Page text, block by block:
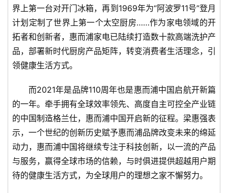
专
题
界上第一台对开门冰箱，再到1969年为“阿波罗11号”登月
计划定制了世界上第一个太空厨房……作为家电领域的开
拓者和创新者，惠而浦家电已陆续打造数十款高端洗护产
品，部署新时代厨房产品矩阵，转变消费者生活理念，引
领健康生活方式。
而2021年是品牌110周年也是惠而浦中国启航开新篇
的一年。牵手拥有全球效率领先、高度自主可控全产业链
的中国制造格兰仕，惠而浦中国开启新的征程。梁惠强表
示，一个世纪的创新历史赋予惠而浦品牌改变未来的绵延
动力，惠而浦中国将继续专注于科技创新，以一流的产品
与服务，赢得全球市场的信赖，与时俱进提供超越用户期
待的健康生活方式，为全球用户的理想之家不懈努力。